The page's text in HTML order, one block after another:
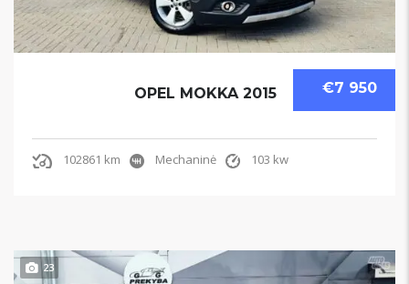
€7 950
OPEL MOKKA 2015
102861 km Mechaninė 103 kw
23